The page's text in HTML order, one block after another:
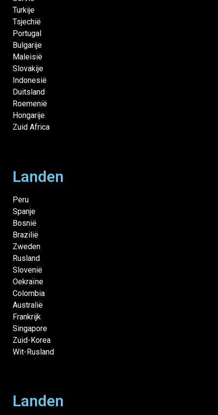
Turkije
Tsjechië
Portugal
Bulgarije
Maleisië
Slovakije
Indonesië
Duitsland
Roemenië
Hongarije
Zuid Africa
Landen
Peru
Spanje
Bosnië
Brazilië
Zweden
Rusland
Slovenië
Oekraïne
Colombia
Australië
Frankrijk
Singapore
Zuid-Korea
Wit-Rusland
Landen